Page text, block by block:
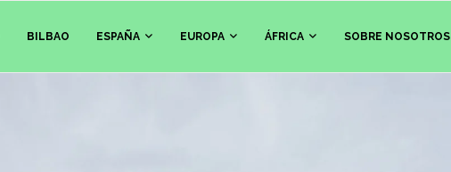
BILBAO ESPAÑA EUROPA ÁFRICA SOBRE NOSOTROS